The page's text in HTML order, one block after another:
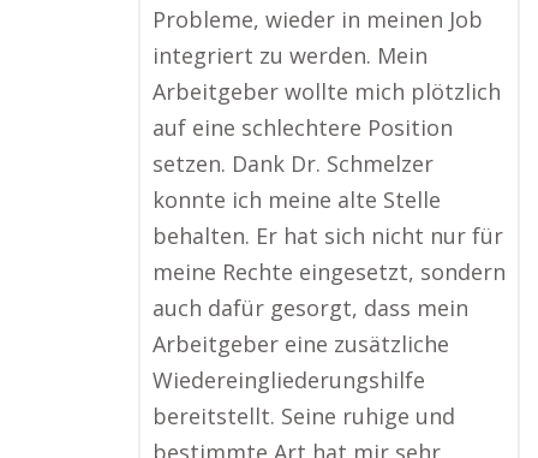
Probleme, wieder in meinen Job
integriert zu werden. Mein
Arbeitgeber wollte mich plötzlich
auf eine schlechtere Position
setzen. Dank Dr. Schmelzer
konnte ich meine alte Stelle
behalten. Er hat sich nicht nur für
meine Rechte eingesetzt, sondern
auch dafür gesorgt, dass mein
Arbeitgeber eine zusätzliche
Wiedereingliederungshilfe
bereitstellt. Seine ruhige und
bestimmte Art hat mir sehr